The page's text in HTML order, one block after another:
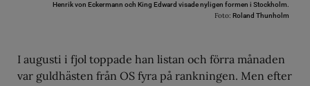
Henrik von Eckermann och King Edward visade nyligen formen i Stockholm.
Foto: Roland Thunholm
I augusti i fjol toppade han listan och förra månaden
var guldhästen från OS fyra på rankningen. Men efter